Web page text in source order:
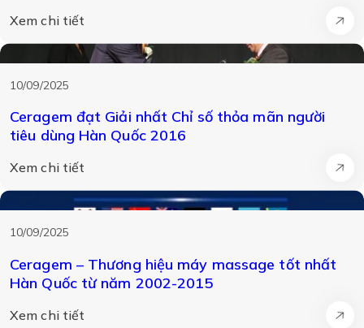
Xem chi tiết
10/09/2025
Ceragem đạt Giải nhất Chỉ số thỏa mãn người
tiêu dùng Hàn Quốc 2016
Xem chi tiết
10/09/2025
Ceragem – Thương hiệu máy massage tốt nhất
Hàn Quốc từ năm 2002-2015
Xem chi tiết